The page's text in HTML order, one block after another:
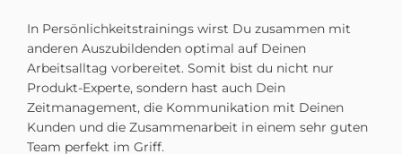
In Persönlichkeitstrainings wirst Du zusammen mit
anderen Auszubildenden optimal auf Deinen
Arbeitsalltag vorbereitet. Somit bist du nicht nur
Produkt-Experte, sondern hast auch Dein
Zeitmanagement, die Kommunikation mit Deinen
Kunden und die Zusammenarbeit in einem sehr guten
Team perfekt im Griff.